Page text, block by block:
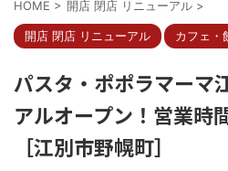
HOME > 開店 閉店 リニューアル >
開店 閉店 リニューアル カフェ・
パスタ・ポポラマーマ
アルオープン！営業時
［江別市野幌町］